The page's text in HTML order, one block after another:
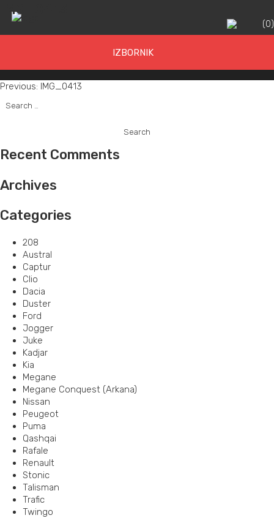
IZBORNIK
(0)
IMG_0413
Post
navigation
Previous: IMG_0413
for:
Recent Comments
Archives
Categories
208
Austral
Captur
Clio
Dacia
Duster
Ford
Jogger
Juke
Kadjar
Kia
Megane
Megane Conquest (Arkana)
Nissan
Peugeot
Puma
Qashqai
Rafale
Renault
Stonic
Talisman
Trafic
Twingo